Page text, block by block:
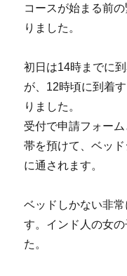
コースが始まる前
りました。
初日は14時までに
が、12時頃に到着
りました。
受付で申請フォー
帯を預けて、ベッ
に通されます。
ベッドしかない非
す。インド人の女
た。